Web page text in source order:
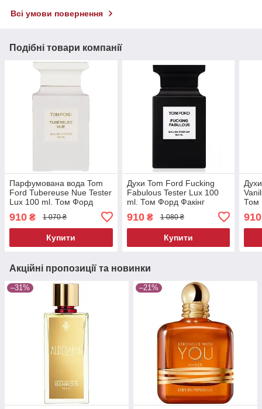
Всі умови повернення
Подібні товари компанії
Парфумована вода Tom
Ford Tubereuse Nue Tester
Lux 100 ml. Том Форд
Тубероза Тестер Люкс 100
мл.
910 ₴ 1 070 ₴
Купити
Духи Tom Ford Fucking
Fabulous Tester Lux 100
ml. Том Форд Факінг
Фабулос Тестер Люкс 100
мл.
910₴ 1 080 ₴
Купити
Том
910
Акційні пропозиції та новинки
–31% –21%